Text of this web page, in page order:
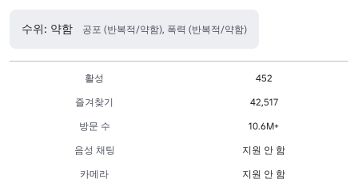
수위: 약함 공포 (반복적/약함), 폭력 (반복적/약함)
활성
452
즐겨찾기
42,517
방문 수
10.6M+
음성 채팅
지원 안 함
카메라
지원 안 함